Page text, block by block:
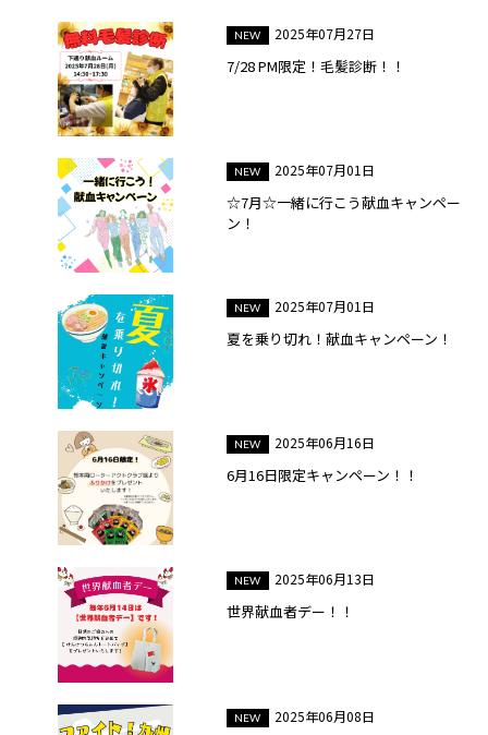
2025年07月27日
7/28 PM限定！毛髪診断！！
2025年07月01日
☆7月☆一緒に行こう献血キャンペー
ン！
2025年07月01日
夏を乗り切れ！献血キャンペーン！
2025年06月16日
6月16日限定キャンペーン！！
2025年06月13日
世界献血者デー！！
2025年06月08日